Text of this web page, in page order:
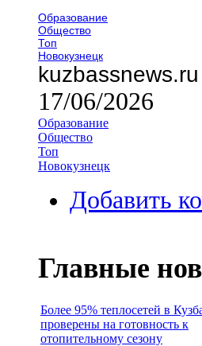
Образование
Общество
Топ
Новокузнецк
kuzbassnews.ru
17/06/2026
Образование
Общество
Топ
Новокузнецк
Добавить
Главные
Более 95% теплосетей в
проверены на готовность к
отопительному сезону